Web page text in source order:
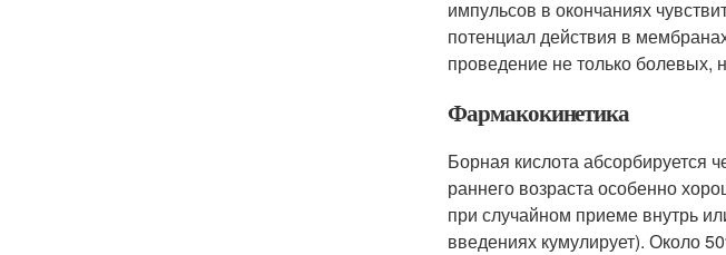
импульсов в окончаниях
потенциал действия в
проведение не только болевых,
Фармакокинетика
Борная кислота абсорбируется
раннего возраста особенно
при случайном приеме внутрь
введениях кумулирует). Около